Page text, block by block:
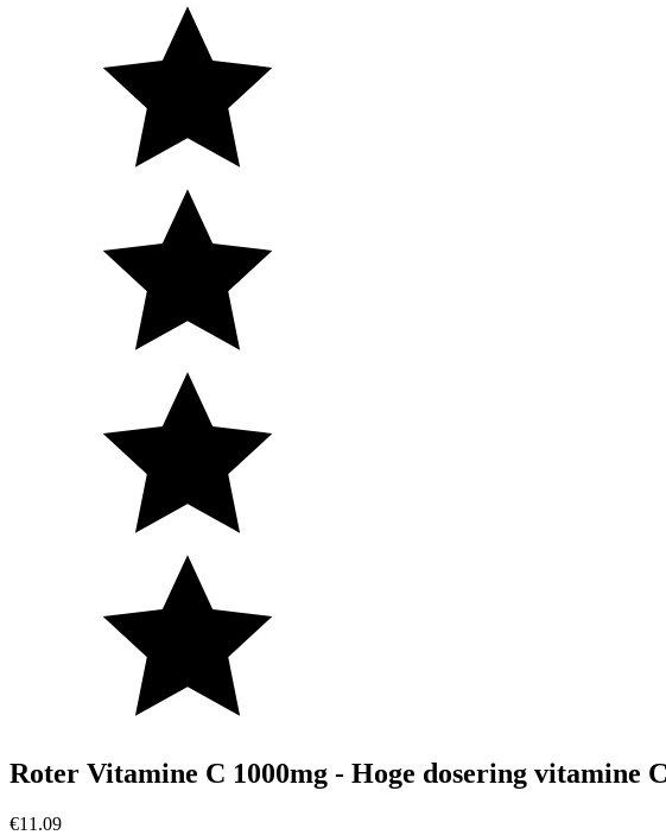
Roter Vitamine C 1000mg - Hoge dosering vitamine
€11.09